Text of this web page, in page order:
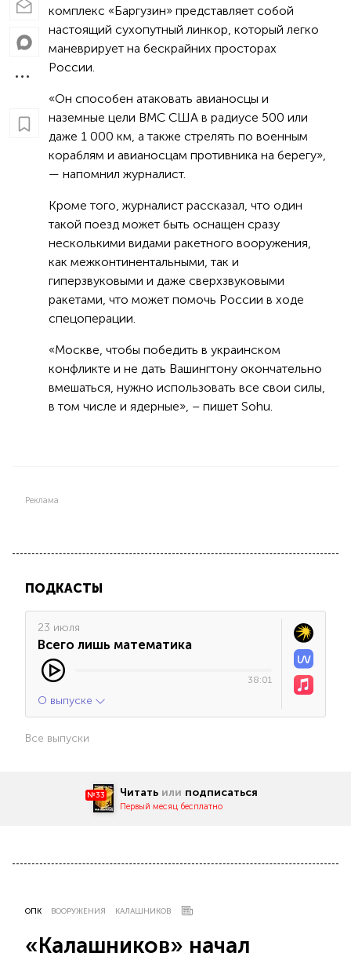
комплекс «Баргузин» представляет собой
настоящий сухопутный линкор, который легко
маневрирует на бескрайних просторах
России.
«Он способен атаковать авианосцы и
наземные цели ВМС США в радиусе 500 или
даже 1 000 км, а также стрелять по военным
кораблям и авианосцам противника на берегу»,
— напомнил журналист.
Кроме того, журналист рассказал, что один
такой поезд может быть оснащен сразу
несколькими видами ракетного вооружения,
как межконтинентальными, так и
гиперзвуковыми и даже сверхзвуковыми
ракетами, что может помочь России в ходе
спецоперации.
«Москве, чтобы победить в украинском
конфликте и не дать Вашингтону окончательно
вмешаться, нужно использовать все свои силы,
в том числе и ядерные», – пишет Sohu.
Реклама
ПОДКАСТЫ
23 июля
Всего лишь математика
38:01
О выпуске
Все выпуски
№33 Читать или подписаться
Первый месяц бесплатно
ОПК ВООРУЖЕНИЯ КАЛАШНИКОВ
«Калашников» начал